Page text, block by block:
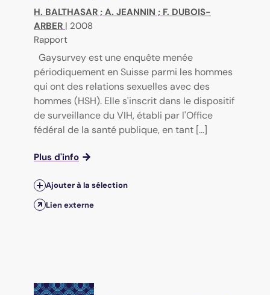
H. BALTHASAR ; A. JEANNIN ; F. DUBOIS-
ARBER | 2008
Rapport
Gaysurvey est une enquête menée
périodiquement en Suisse parmi les hommes
qui ont des relations sexuelles avec des
hommes (HSH). Elle s'inscrit dans le dispositif
de surveillance du VIH, établi par l'Office
fédéral de la santé publique, en tant [...]
Plus d'info
Ajouter à la sélection
Lien externe